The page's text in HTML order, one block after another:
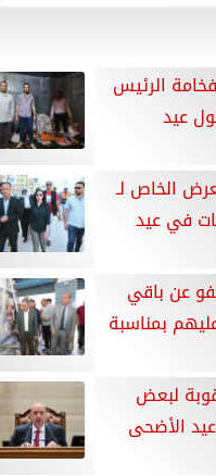
الرئيس
عيد
الخاص لـ
في عيد
عن باقي
بمناسبة
لبعض
الأضحى